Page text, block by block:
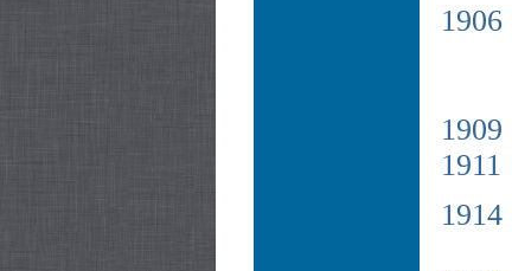
1906
1909
1911
1914